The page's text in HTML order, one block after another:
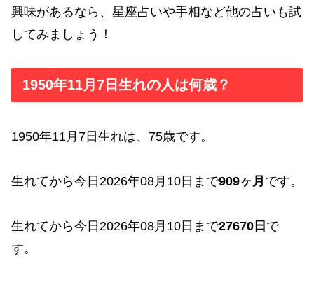
興味があるなら、星座占いや手相など他の占いも試
してみましょう！
1950年11月7日生れの人は何歳？
1950年11月7日生れは、75歳です。
生れてから今日2026年08月10日まで909ヶ月 です。
生れてから今日2026年08月10日まで27670日 で
す。